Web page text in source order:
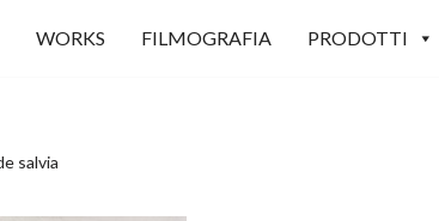
WORKS FILMOGRAFIA PRODOTTI
salvia